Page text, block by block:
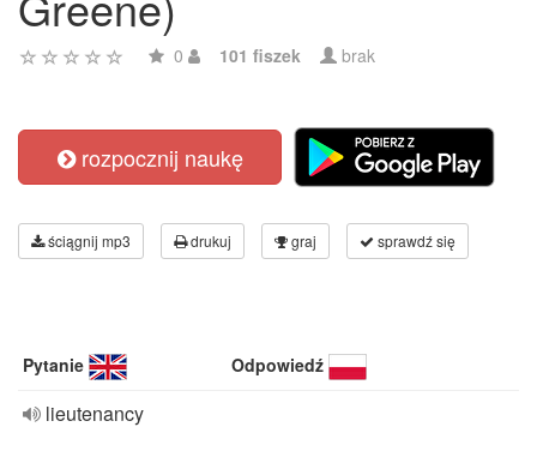
0 101 fiszek brak
rozpocznij naukę
ściągnij mp3 drukuj graj sprawdź się
Pytanie Odpowiedź
lieutenancy